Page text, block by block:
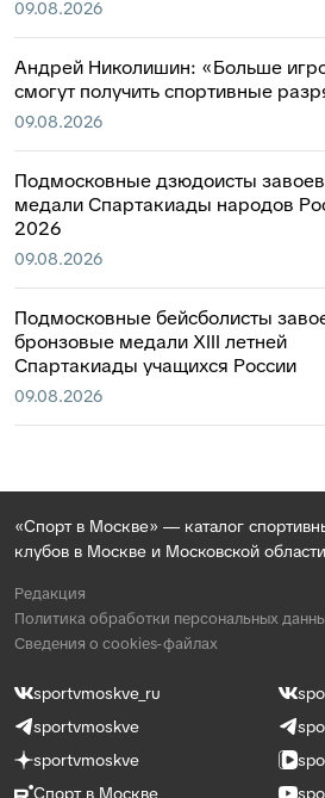
09.08.2026
Андрей Николишин: «Больше
смогут получить спортивные
09.08.2026
Подмосковные дзюдоисты
медали Спартакиады народов
2026
09.08.2026
Подмосковные бейсболисты
бронзовые медали XIII летней
Спартакиады учащихся России
09.08.2026
«Спорт в Москве» — каталог
клубов в Москве и Московской области
Редакция
Политика обработки персональных
Сведения о cookies-файлах
sportvmoskve_ru
sportvmoskve
sportvmoskve
Спорт в Москве